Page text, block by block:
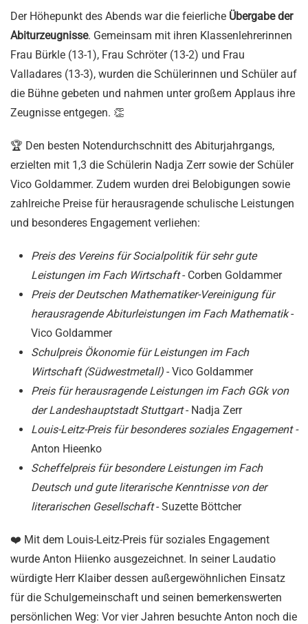
Der Höhepunkt des Abends war die feierliche Übergabe der
Abiturzeugnisse. Gemeinsam mit ihren Klassenlehrerinnen
Frau Bürkle (13-1), Frau Schröter (13-2) und Frau
Valladares (13-3), wurden die Schülerinnen und Schüler auf
die Bühne gebeten und nahmen unter großem Applaus ihre
Zeugnisse entgegen. 👏
🏆 Den besten Notendurchschnitt des Abiturjahrgangs,
erzielten mit 1,3 die Schülerin Nadja Zerr sowie der Schüler
Vico Goldammer. Zudem wurden drei Belobigungen sowie
zahlreiche Preise für herausragende schulische Leistungen
und besonderes Engagement verliehen:
Preis des Vereins für Socialpolitik für sehr gute
Leistungen im Fach Wirtschaft- Corben Goldammer
Preis der Deutschen Mathematiker-Vereinigung für
herausragende Abiturleistungen im Fach Mathematik-
Vico Goldammer
Schulpreis Ökonomie für Leistungen im Fach
Wirtschaft (Südwestmetall) - Vico Goldammer
Preis für herausragende Leistungen im Fach GGk von
der Landeshauptstadt Stuttgart- Nadja Zerr
Louis-Leitz-Preis für besonderes soziales Engagement -
Anton Hieenko
Scheffelpreis für besondere Leistungen im Fach
Deutsch und gute literarische Kenntnisse von der
literarischen Gesellschaft- Suzette Böttcher
❤️ Mit dem Louis-Leitz-Preis für soziales Engagement
wurde Anton Hiienko ausgezeichnet. In seiner Laudatio
würdigte Herr Klaiber dessen außergewöhnlichen Einsatz
für die Schulgemeinschaft und seinen bemerkenswerten
persönlichen Weg: Vor vier Jahren besuchte Anton noch die